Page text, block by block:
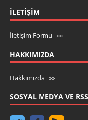
İLETIŞIM
İletişim Formu »»
HAKKIMIZDA
Hakkımızda »»
SOSYAL MEDYA VE RSS